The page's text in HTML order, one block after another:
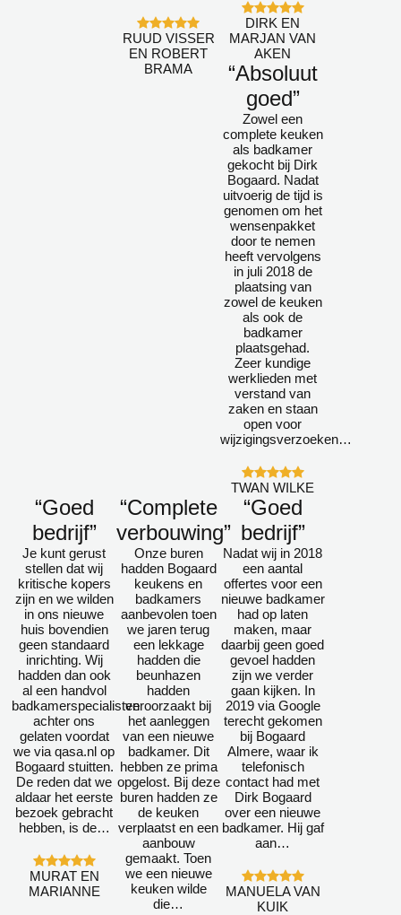
RUUD VISSER
EN ROBERT
BRAMA
DIRK EN
MARJAN VAN
AKEN
“Absoluut
goed”
Zowel een
complete keuken
als badkamer
gekocht bij Dirk
Bogaard. Nadat
uitvoerig de tijd is
genomen om het
wensenpakket
door te nemen
heeft vervolgens
in juli 2018 de
plaatsing van
zowel de keuken
als ook de
badkamer
plaatsgehad.
Zeer kundige
werklieden met
verstand van
zaken en staan
open voor
wijzigingsverzoeken…
TWAN WILKE
“Goed
bedrijf”
Je kunt gerust
stellen dat wij
kritische kopers
zijn en we wilden
in ons nieuwe
huis bovendien
geen standaard
inrichting. Wij
hadden dan ook
al een handvol
badkamerspecialisten
achter ons
gelaten voordat
we via qasa.nl op
Bogaard stuitten.
De reden dat we
aldaar het eerste
bezoek gebracht
hebben, is de…
MURAT EN
MARIANNE
“Complete
verbouwing”
Onze buren
hadden Bogaard
keukens en
badkamers
aanbevolen toen
we jaren terug
een lekkage
hadden die
beunhazen
hadden
veroorzaakt bij
het aanleggen
van een nieuwe
badkamer. Dit
hebben ze prima
opgelost. Bij deze
buren hadden ze
de keuken
verplaatst en een
aanbouw
gemaakt. Toen
we een nieuwe
keuken wilde
die…
“Goed
bedrijf”
Nadat wij in 2018
een aantal
offertes voor een
nieuwe badkamer
had op laten
maken, maar
daarbij geen goed
gevoel hadden
zijn we verder
gaan kijken. In
2019 via Google
terecht gekomen
bij Bogaard
Almere, waar ik
telefonisch
contact had met
Dirk Bogaard
over een nieuwe
badkamer. Hij gaf
aan…
MANUELA VAN
KUIK